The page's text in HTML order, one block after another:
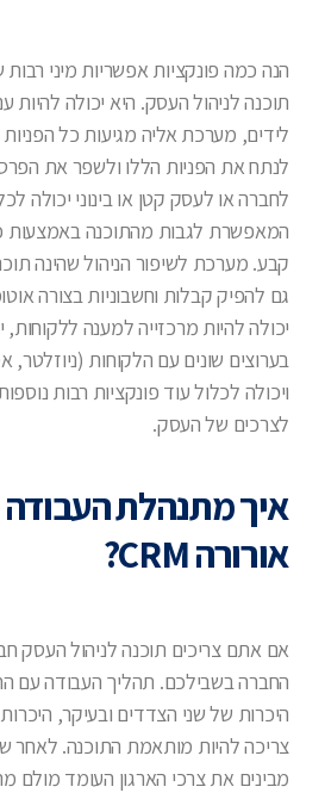
הנה כמה פונקציות אפשריות מיני
תוכנה לניהול העסק. היא יכולה להיות
לידים, מערכת אליה מגיעות כל
לחברה או לעסק קטן או בינוני יכולה
המאפשרת לגבות מהתוכנה באמצעות
קבע. מערכת לשיפור הניהול שהינה
גם להפיק קבלות וחשבוניות בצורה
יכולה להיות מרכזייה למענה
בערוצים שונים עם הלקוחות
ויכולה לכלול עוד פונקציות רבות
לצרכים של העסק.
איך מתנהלת
אורורה CRM?
החברה בשבילכם. תהליך העבודה עם
היכרות של שני הצדדים ובעיקר,
מבינים את צרכי הארגון העומד מולם